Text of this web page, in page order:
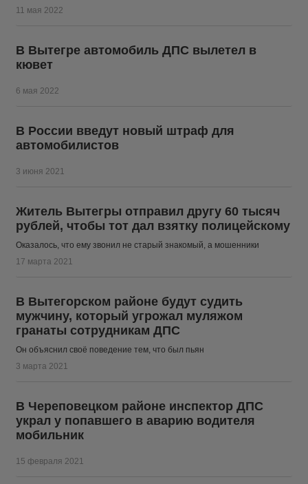
11 мая 2022
В Вытегре автомобиль ДПС вылетел в
кювет
6 мая 2022
В России введут новый штраф для
автомобилистов
3 июня 2021
Житель Вытегры отправил другу 60 тысяч
рублей, чтобы тот дал взятку полицейскому
Оказалось, что ему звонил не старый знакомый, а мошенники
17 марта 2021
В Вытегорском районе будут судить
мужчину, который угрожал муляжом
гранаты сотрудникам ДПС
Он объяснил своё поведение тем, что был пьян
3 марта 2021
В Череповецком районе инспектор ДПС
украл у попавшего в аварию водителя
мобильник
15 февраля 2021